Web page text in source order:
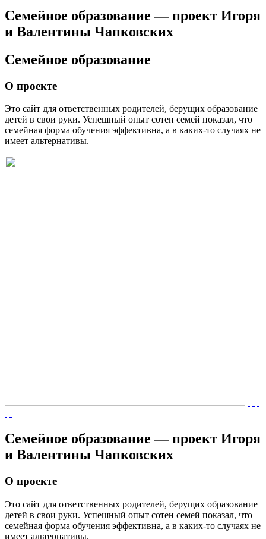
Семейное образование — проект Игоря
и Валентины Чапковских
Семейное образование
О проекте
Это сайт для ответственных родителей, берущих образование
детей в свои руки. Успешный опыт сотен семей показал, что
семейная форма обучения эффективна, а в каких-то случаях не
имеет альтернативы.
Семейное образование — проект Игоря
и Валентины Чапковских
О проекте
Это сайт для ответственных родителей, берущих образование
детей в свои руки. Успешный опыт сотен семей показал, что
семейная форма обучения эффективна, а в каких-то случаях не
имеет альтернативы.